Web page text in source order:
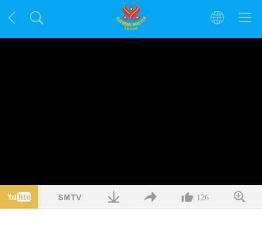
126